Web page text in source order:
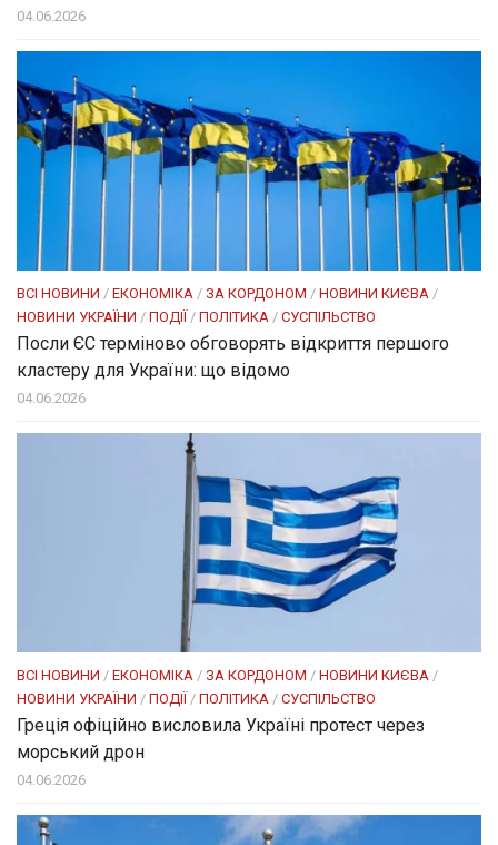
04.06.2026
ВСІ НОВИНИ / ЕКОНОМІКА / ЗА КОРДОНОМ / НОВИНИ КИЄВА /
НОВИНИ УКРАЇНИ / ПОДІЇ/ ПОЛІТИКА / СУСПІЛЬСТВО
Посли ЄC терміново обговорять відкриття першого
кластеру для України: що відомо
04.06.2026
ВСІ НОВИНИ / ЕКОНОМІКА / ЗА КОРДОНОМ / НОВИНИ КИЄВА /
НОВИНИ УКРАЇНИ / ПОДІЇ/ ПОЛІТИКА / СУСПІЛЬСТВО
Греція офіційно висловила Україні протест через
морський дрон
04.06.2026